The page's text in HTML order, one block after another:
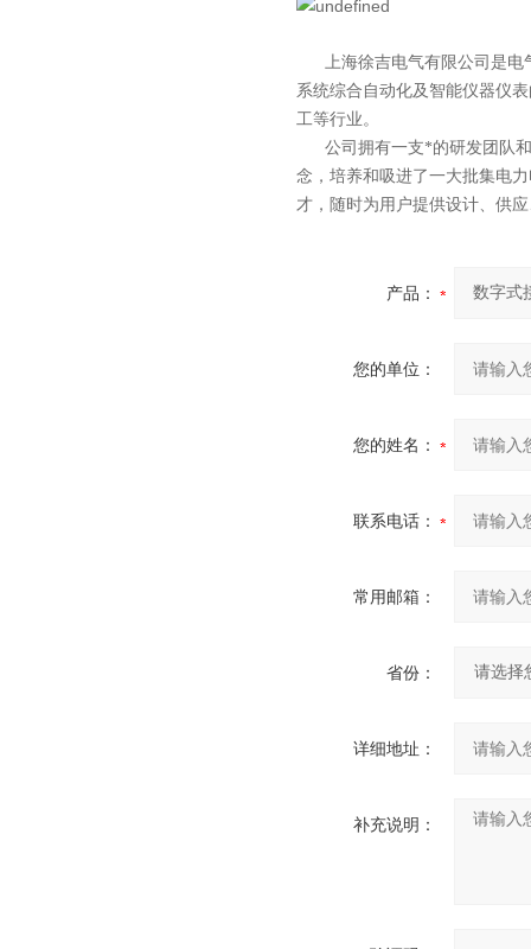
上海徐吉电气有限公司 是电
系统综合自动化及智能仪器仪表
工等行业。
公司拥有一支*的研发团队和
念，培养和吸进了一大批集电
才，随时为用户提供设计、供
产品：
您的单位：
您的姓名：
联系电话：
常用邮箱：
省份：
详细地址：
补充说明：